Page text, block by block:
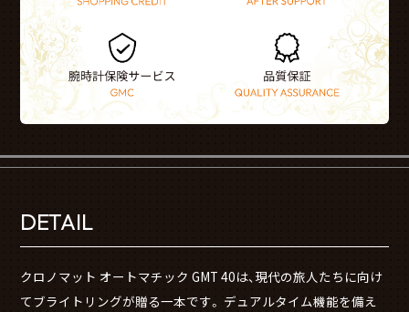
DETAIL
クロノマット オートマチック GMT 40は、現代の旅人たちに向け
てブライトリングが贈る一本です。 デュアルタイム機能を備え